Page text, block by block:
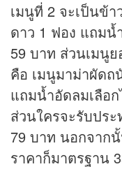
เมนูที่ 2 จะเป็นข้
ดาว 1 ฟอง แถมน้
59 บาท ส่วนเมนู
คือ เมนูมาม่าผัด
แถมน้ำอัดลมเลือ
ส่วนใครจะรับปร
79 บาท นอกจาก
ราคาก็มาตรฐาน